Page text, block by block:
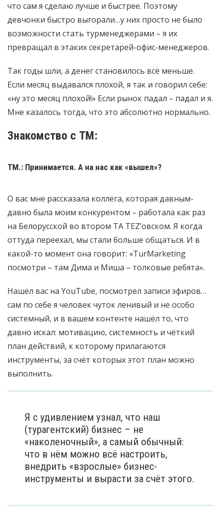
что сам я сделаю лучше и быстрее. Поэтому
девчонки быстро выгорали…у них просто не было
возможности стать турменеджерами – я их
превращал в этаких секретарей-офис-менеджеров.
Так годы шли, а денег становилось всё меньше.
Если месяц выдавался плохой, я так и говорил себе:
«ну это месяц плохой!» Если рынок падал – падал и я.
Мне казалось тогда, что это абсолютно нормально.
Знакомство с ТМ:
ТМ.: Принимается. А на нас как «вышел»?
О вас мне рассказала коллега, которая давным-
давно была моим конкурентом – работала как раз
на Белорусской во втором ТА TEZ’овском. Я когда
оттуда переехал, мы стали больше общаться. И в
какой-то момент она говорит: «TurMarketing
посмотри – там Дима и Миша – толковые ребята».
Нашёл вас на YouTube, посмотрел записи эфиров…
сам по себе я человек чуток ленивый и не особо
системный, и в вашем контенте нашёл то, что
давно искал: мотивацию, системность и чёткий
план действий, к которому прилагаются
инструменты, за счёт которых этот план можно
выполнить.
Я с удивлением узнал, что наш
(турагентский) бизнес – не
«наколеночный», а самый обычный:
что в нём можно всё настроить,
внедрить «взрослые» бизнес-
инструменты и вырасти за счёт этого.